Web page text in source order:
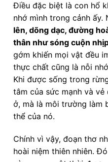
Điều đặc biệt là con hổ
nhớ mình trong cảnh ấy.
lên, dõng dạc, đường
thân như sóng cuộn
gớm khiến mọi vật đều
thực chất cũng là nỗi
Khi được sống trong
tâm của sức mạnh và
ở, mà là môi trường làm
thể của nó.
Chính vì vậy, đoạn thơ
hoài niệm thiên nhiên.